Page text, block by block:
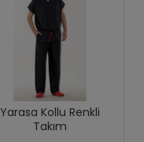
Yarasa Kollu Renkli
Takım